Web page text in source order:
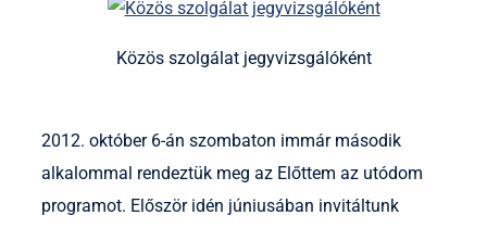
Közös szolgálat jegyvizsgálóként
2012. október 6-án szombaton immár második
alkalommal rendeztük meg az Előttem az utódom
programot. Először idén júniusában invitáltunk